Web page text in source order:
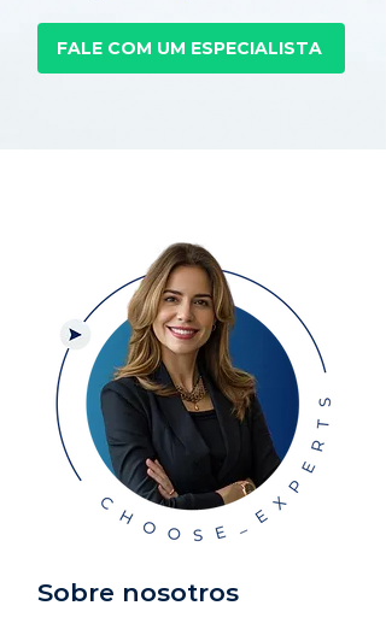
FALE COM UM ESPECIALISTA
Sobre nosotros